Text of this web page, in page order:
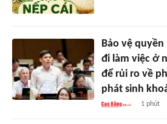
Bảo vệ
đi làm việc ở
để rủi ro về
phát sinh
1 phút